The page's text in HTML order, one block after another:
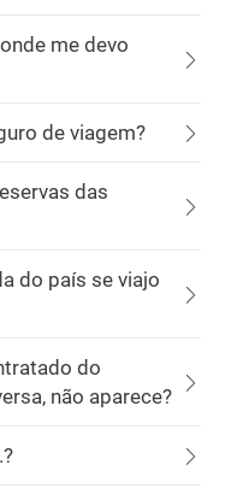
me devo
de viagem?
das
do país se viajo
do
não aparece?